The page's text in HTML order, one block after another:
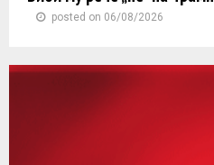
posted on 06/08/2026